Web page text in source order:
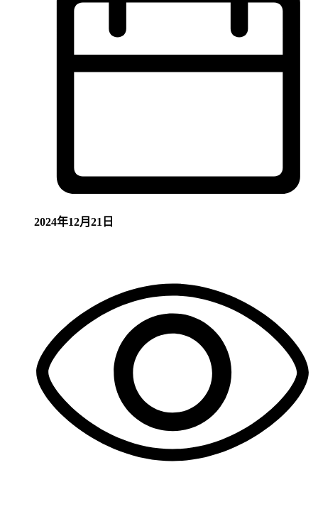
2024年12月21日